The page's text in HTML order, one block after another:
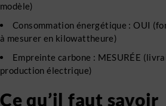
modèle)
Consommation énergétique : OUI
à mesurer en kilowattheure)
Empreinte carbone : MESURÉE
production électrique)
Ce qu’il faut savoir